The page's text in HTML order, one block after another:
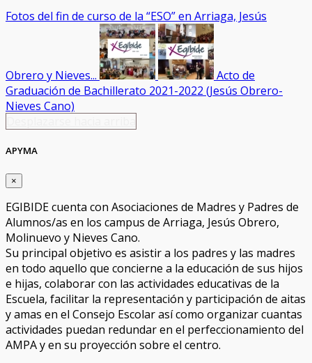
Fotos del fin de curso de la “ESO” en Arriaga, Jesús
Obrero y Nieves...
Acto de
Graduación de Bachillerato 2021-2022 (Jesús Obrero-
Nieves Cano)
APYMA
×
EGIBIDE cuenta con Asociaciones de Madres y Padres de
Alumnos/as en los campus de Arriaga, Jesús Obrero,
Molinuevo y Nieves Cano.
Su principal objetivo es asistir a los padres y las madres
en todo aquello que concierne a la educación de sus hijos
e hijas, colaborar con las actividades educativas de la
Escuela, facilitar la representación y participación de aitas
y amas en el Consejo Escolar así como organizar cuantas
actividades puedan redundar en el perfeccionamiento del
AMPA y en su proyección sobre el centro.